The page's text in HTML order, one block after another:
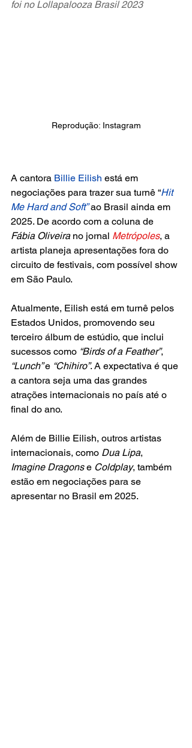
foi no Lollapalooza Brasil 2023
Reprodução: Instagram
A cantora Billie Eilish está em
negociações para trazer sua turnê “Hit
Me Hard and Soft” ao Brasil ainda em
2025. De acordo com a coluna de
Fábia Oliveira no jornal Metrópoles, a
artista planeja apresentações fora do
circuito de festivais, com possível show
em São Paulo.
Atualmente, Eilish está em turnê pelos
Estados Unidos, promovendo seu
terceiro álbum de estúdio, que inclui
sucessos como “Birds of a Feather”,
“Lunch” e “Chihiro”. A expectativa é que
a cantora seja uma das grandes
atrações internacionais no país até o
final do ano.
Além de Billie Eilish, outros artistas
internacionais, como Dua Lipa,
Imagine Dragons e Coldplay, também
estão em negociações para se
apresentar no Brasil em 2025.